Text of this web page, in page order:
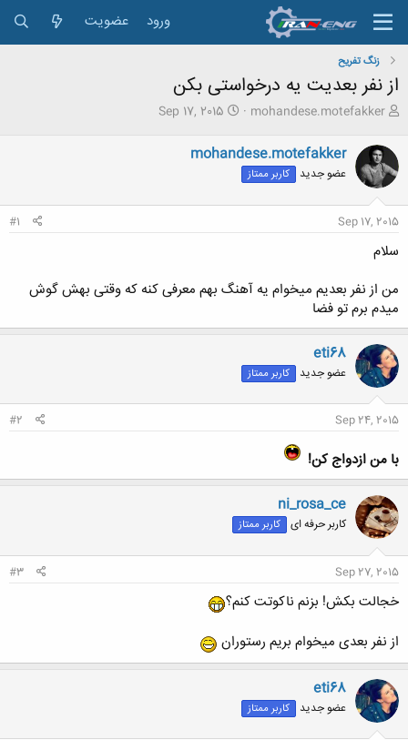
ورود عضویت
زنگ تفريح
از نفر بعدیت یه درخواستی بکن
ش
و
ع
ک
ن
ن
د
ه
م
ض
و
ع
mohandese.motefakker
ت
ی
ر
Sep 17, 2015
mohandese.motefakker
عضو جدید کاربر ممتاز
Sep 17, 2015
#1
سلام
من از نفر بعدیم میخوام یه آهنگ بهم معرفی کنه که وقتی بهش گوش
میدم برم تو فضا
eti68
عضو جدید کاربر ممتاز
Sep 24, 2015
#2
با من ازدواج کن!
ni_rosa_ce
کاربر حرفه ای کاربر ممتاز
Sep 27, 2015
#3
خجالت بکش! بزنم ناکوتت کنم؟
از نفر بعدی میخوام بریم رستوران
eti68
عضو جدید کاربر ممتاز